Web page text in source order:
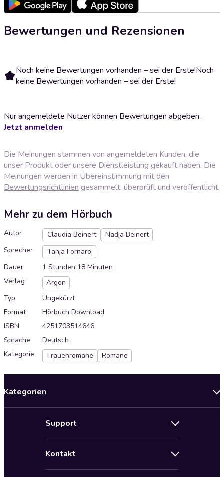
Bewertungen und Rezensionen
Noch keine Bewertungen vorhanden – sei der Erste!Noch
keine Bewertungen vorhanden – sei der Erste!
Nur angemeldete Nutzer können Bewertungen abgeben.
Jetzt anmelden
Die Meinungen stammen von angemeldeten Kunden, die
unser Produkt oder unsere Dienstleistung gekauft haben. Die
Meinungen werden in Übereinstimmung mit den
Bewertungsrichtlinien gesammelt, überprüft und veröffentlicht.
Mehr zu dem Hörbuch
Autor Claudia Beinert
Nadja Beinert
Sprecher
Tanja Fornaro
Dauer
1 Stunden 18 Minuten
Verlag
Argon
Typ
Ungekürzt
Format
Hörbuch Download
ISBN
4251703514646
Sprache
Deutsch
Kategorie
Frauenromane Romane
Kategorien
Support
Kontakt